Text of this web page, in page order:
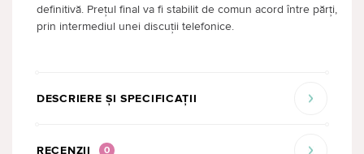
definitivă. Prețul final va fi stabilit de comun acord între părți,
prin intermediul unei discuții telefonice.
DESCRIERE ȘI SPECIFICAȚII
RECENZII 0